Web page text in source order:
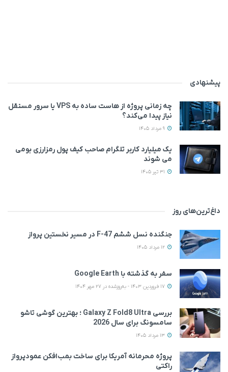
پیشنهادی
چه زمانی پروژه از هاست ساده به VPS یا سرور مستقل
نیاز پیدا می‌کند؟
یک میلیارد کاربر تلگرام صاحب کیف پول رمزارزی بومی
می‌ شوند
داغ‌ترین‌های روز
جنگنده نسل ششم F-47 در مسیر نخستین پرواز
سفر به گذشته با Google Earth
بررسی Galaxy Z Fold8 Ultra ؛ بهترین گوشی تاشو
سامسونگ برای سال 2026
پروژه محرمانه آمریکا برای ساخت بمب‌افکن عمودپرواز
راکتی